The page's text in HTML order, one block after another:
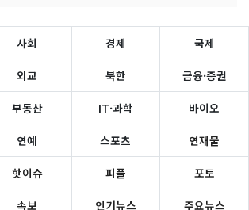
사회 경제 국제
외교 북한 금융·증권
부동산 IT·과학 바이오
연예 스포츠 연재물
핫이슈 피플 포토
속보 인기뉴스 주요뉴스